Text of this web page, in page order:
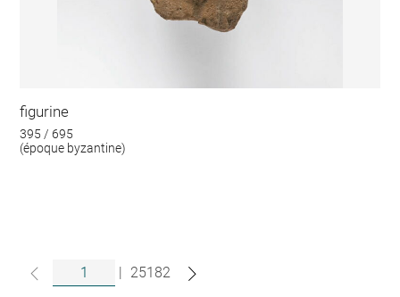
figurine
395 / 695
(époque byzantine)
| 25182